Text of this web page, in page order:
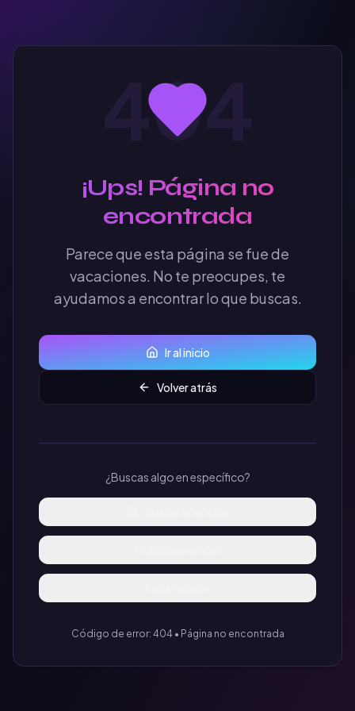
404
¡Ups! Página no
encontrada
Parece que esta página se fue de
vacaciones. No te preocupes, te
ayudamos a encontrar lo que buscas.
Ir al inicio
Volver atrás
¿Buscas algo en específico?
Código de error: 404 • Página no encontrada